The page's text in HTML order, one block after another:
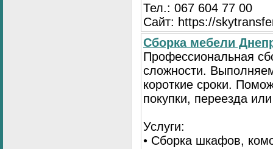
Тел.: 067 604 77 00
Сайт: https://
Сбopка мебели
Пpoфессиональная
сложности.
короткие сроки.
покупки, переезда
Услуги:
• Сборка шкафов,